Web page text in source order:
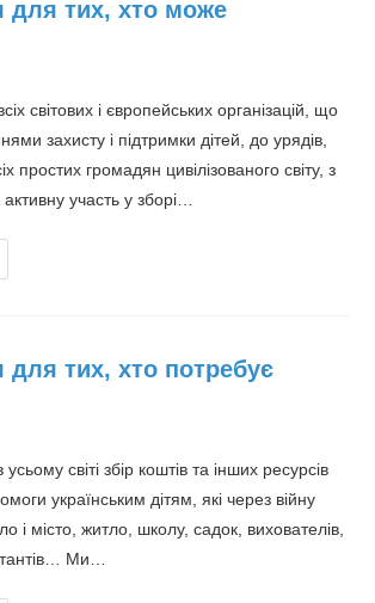
для тих, хто може
світових і європейських організацій, що
захисту і підтримки дітей, до урядів,
простих громадян цивілізованого світу, з
участь у зборі…
для
може
для тих, хто потребує
світі збір коштів та інших ресурсів
українським дітям, які через війну
і місто, житло, школу, садок, вихователів,
Ми…